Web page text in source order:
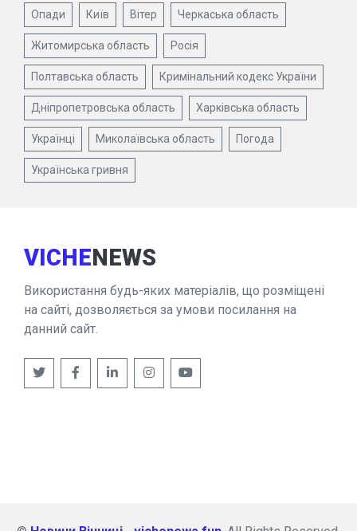
Опади Київ Вітер Черкаська область
Житомирська область Росія
Полтавська область Кримінальний кодекс України
Дніпропетровська область Харківська область
Українці Миколаївська область Погода
Українська гривня
VICHENEWS
Використання будь-яких матеріалів, що розміщені
на сайті, дозволяється за умови посилання на
данний сайт.